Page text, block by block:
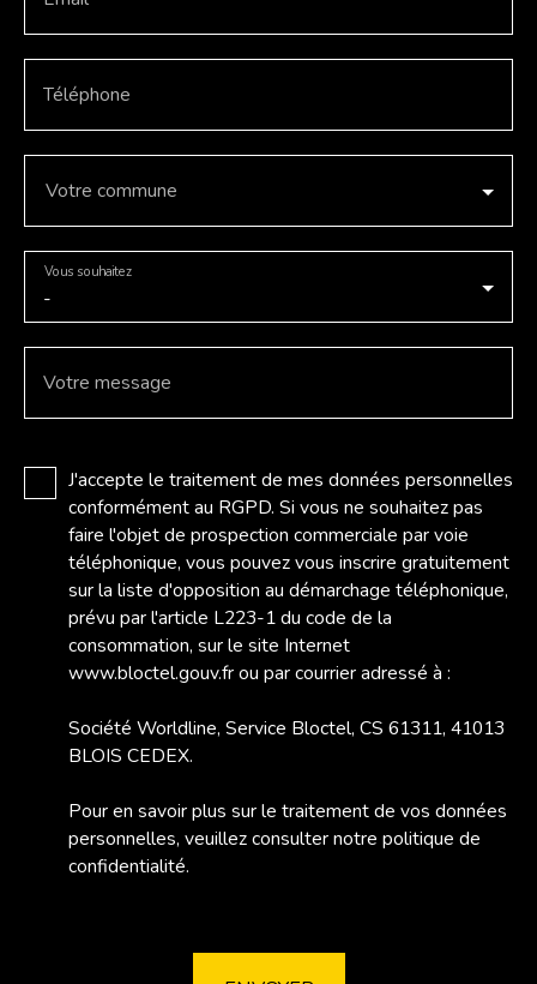
Téléphone
Votre commune
-
Vous souhaitez
Votre message
J'accepte le traitement de mes données personnelles
conformément au RGPD. Si vous ne souhaitez pas
faire l'objet de prospection commerciale par voie
téléphonique, vous pouvez vous inscrire gratuitement
sur la liste d'opposition au démarchage téléphonique,
prévu par l'article L223-1 du code de la
consommation, sur le site Internet
www.bloctel.gouv.fr ou par courrier adressé à :
Société Worldline, Service Bloctel, CS 61311, 41013
BLOIS CEDEX.
Pour en savoir plus sur le traitement de vos données
personnelles, veuillez consulter notre politique de
confidentialité.